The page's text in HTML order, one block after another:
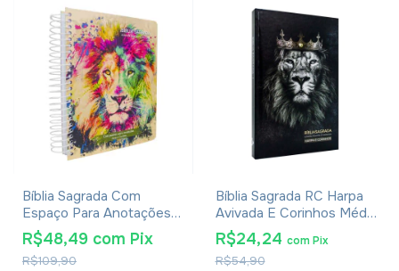
Bíblia Sagrada Com
Espaço Para Anotações
Harpa Avivada E Corinhos
Lion Colors
R$109,90
R$48,49 com Pix
Bíblia Sagrada RC Harpa
Avivada E Corinhos Média
Capa Dura Leão Rei Dos
Reis
R$54,90
R$24,24 com Pix